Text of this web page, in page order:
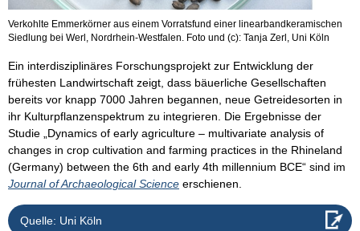
Verkohlte Emmerkörner aus einem Vorratsfund einer linearbandkeramischen
Siedlung bei Werl, Nordrhein-Westfalen. Foto und (c): Tanja Zerl, Uni Köln
Ein interdisziplinäres Forschungsprojekt zur Entwicklung der
frühesten Landwirtschaft zeigt, dass bäuerliche Gesellschaften
bereits vor knapp 7000 Jahren begannen, neue Getreidesorten in
ihr Kulturpflanzenspektrum zu integrieren. Die Ergebnisse der
Studie „Dynamics of early agriculture – multivariate analysis of
changes in crop cultivation and farming practices in the Rhineland
(Germany) between the 6th and early 4th millennium BCE“ sind im
Journal of Archaeological Science erschienen.
Quelle: Uni Köln